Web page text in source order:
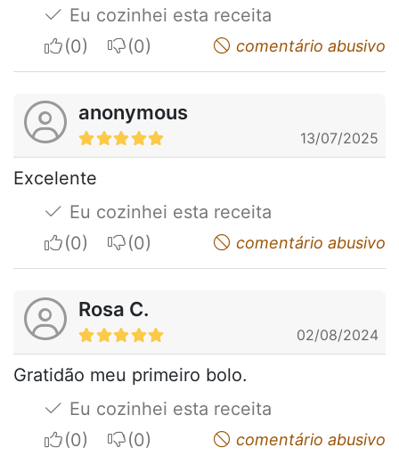
Eu cozinhei esta receita
I apreciateI do not appreciatecomentário abusivo
anonymous
13/07/2025
Excelente
Eu cozinhei esta receita
I apreciateI do not appreciatecomentário abusivo
Rosa C.
02/08/2024
Gratidão meu primeiro bolo.
Eu cozinhei esta receita
I apreciateI do not appreciatecomentário abusivo